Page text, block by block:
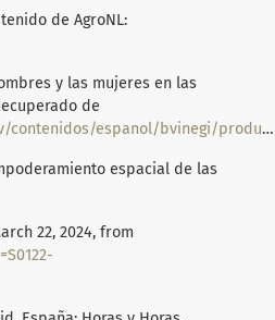
de AgroNL:
y las mujeres en las
de
productos/nueva_estruc/702825198664.pdf
espacial de las
22, 2024, from